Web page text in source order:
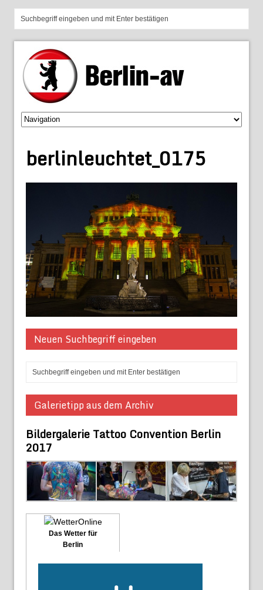
berlinleuchtet_0175
Neuen Suchbegriff eingeben
Galerietipp aus dem Archiv
Bildergalerie Tattoo Convention Berlin
2017
Das Wetter für
Berlin